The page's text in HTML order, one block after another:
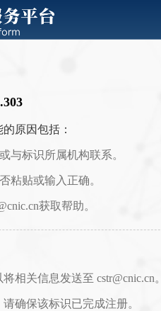
原因包括：
与标识所属机构联系。
粘贴或输入正确。
获取帮助。
相关信息发送至 cstr@cnic.cn。
确保该标识已完成注册。